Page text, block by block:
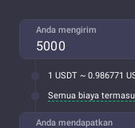
Anda mengirim
1 USDT ~ 0.986771
Semua biaya
Anda mendapatkan